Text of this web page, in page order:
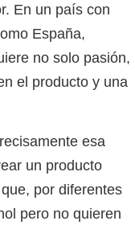
En un país con
España,
no solo pasión,
el producto y una
esa
un producto
por diferentes
pero no quieren